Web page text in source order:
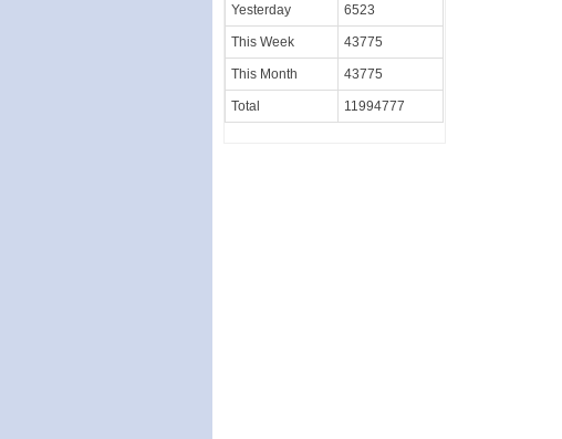
Yesterday 6523
This Week 43775
This Month 43775
Total 11994777